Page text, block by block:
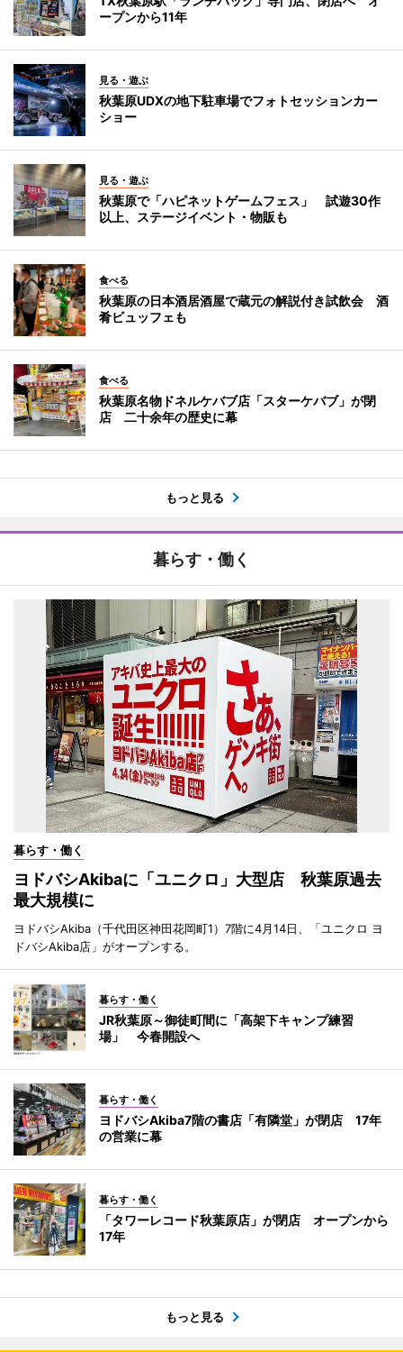
ープンから11年
見る・遊ぶ
秋葉原UDXの地下駐車場でフォトセッションカー
ショー
見る・遊ぶ
秋葉原で「ハピネットゲームフェス」 試遊30作
以上、ステージイベント・物販も
食べる
秋葉原の日本酒居酒屋で蔵元の解説付き試飲会 酒
肴ビュッフェも
食べる
秋葉原名物ドネルケバブ店「スターケバブ」が閉
店 二十余年の歴史に幕
もっと見る
暮らす・働く
暮らす・働く
ヨドバシAkibaに「ユニクロ」大型店 秋葉原過去
最大規模に
ヨドバシAkiba（千代田区神田花岡町1）7階に4月14日、「ユニクロ ヨ
ドバシAkiba店」がオープンする。
暮らす・働く
JR秋葉原～御徒町間に「高架下キャンプ練習
場」 今春開設へ
暮らす・働く
ヨドバシAkiba7階の書店「有隣堂」が閉店 17年
の営業に幕
暮らす・働く
「タワーレコード秋葉原店」が閉店 オープンから
17年
もっと見る